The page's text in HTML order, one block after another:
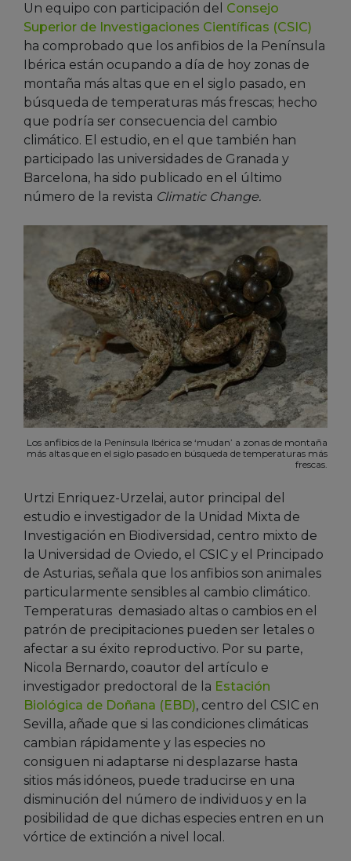
Un equipo con participación del Consejo
Superior de Investigaciones Científicas (CSIC)
ha comprobado que los anfibios de la Península
Ibérica están ocupando a día de hoy zonas de
montaña más altas que en el siglo pasado, en
búsqueda de temperaturas más frescas; hecho
que podría ser consecuencia del cambio
climático. El estudio, en el que también han
participado las universidades de Granada y
Barcelona, ha sido publicado en el último
número de la revista Climatic Change.
Los anfibios de la Península Ibérica se ‘mudan’ a zonas de montaña
más altas que en el siglo pasado en búsqueda de temperaturas más
frescas.
Urtzi Enriquez-Urzelai, autor principal del
estudio e investigador de la Unidad Mixta de
Investigación en Biodiversidad, centro mixto de
la Universidad de Oviedo, el CSIC y el Principado
de Asturias, señala que los anfibios son animales
particularmente sensibles al cambio climático.
Temperaturas demasiado altas o cambios en el
patrón de precipitaciones pueden ser letales o
afectar a su éxito reproductivo. Por su parte,
Nicola Bernardo, coautor del artículo e
investigador predoctoral de la Estación
Biológica de Doñana (EBD), centro del CSIC en
Sevilla, añade que si las condiciones climáticas
cambian rápidamente y las especies no
consiguen ni adaptarse ni desplazarse hasta
sitios más idóneos, puede traducirse en una
disminución del número de individuos y en la
posibilidad de que dichas especies entren en un
vórtice de extinción a nivel local.